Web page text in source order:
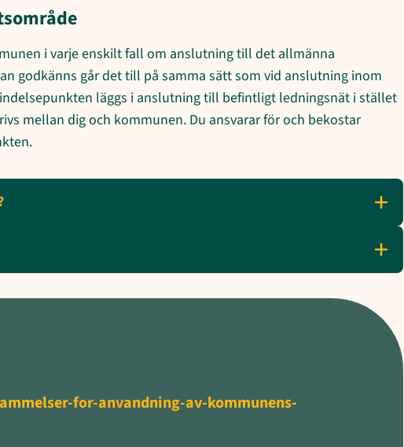
i varje enskilt fall om anslutning till det allmänna
godkänns går det till på samma sätt som vid anslutning inom
läggs i anslutning till befintligt ledningsnät i stället
mellan dig och kommunen. Du ansvarar för och bekostar
for-anvandning-av-kommunens-